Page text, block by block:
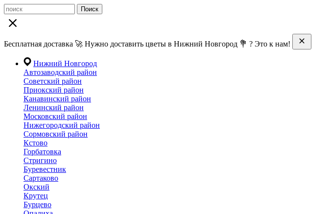
Поиск
Бесплатная доставка 🚀 Нужно доставить цветы в Нижний Новгород 💐 ? Это к нам!
Нижний Новгород
Автозаводский район
Советский район
Приокский район
Канавинский район
Ленинский район
Московский район
Нижегородский район
Сормовский район
Кстово
Горбатовка
Стригино
Буревестник
Сартаково
Окский
Крутец
Бурцево